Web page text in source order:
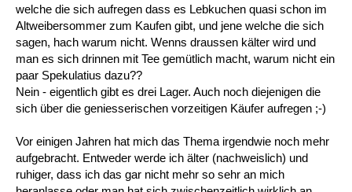
welche die sich aufregen dass es Lebkuchen quasi schon im
Altweibersommer zum Kaufen gibt, und jene welche die sich
sagen, hach warum nicht. Wenns draussen kälter wird und
man es sich drinnen mit Tee gemütlich macht, warum nicht ein
paar Spekulatius dazu??
Nein - eigentlich gibt es drei Lager. Auch noch diejenigen die
sich über die geniesserischen vorzeitigen Käufer aufregen ;-)
Vor einigen Jahren hat mich das Thema irgendwie noch mehr
aufgebracht. Entweder werde ich älter (nachweislich) und
ruhiger, dass ich das gar nicht mehr so sehr an mich